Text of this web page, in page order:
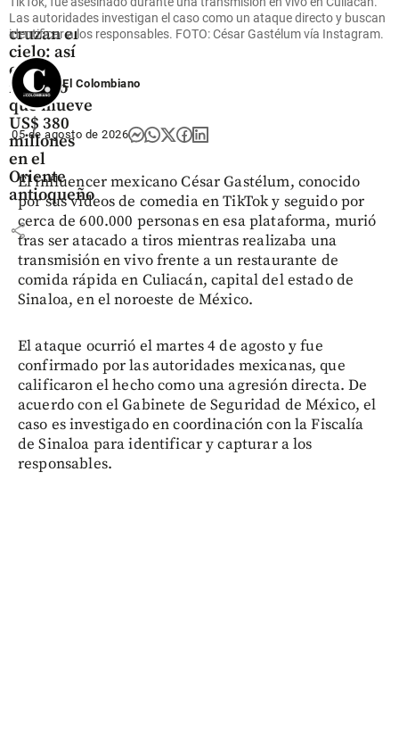
Flores que
cruzan el
cielo: así
es el
negocio
que mueve
US$ 380
millones
en el
Oriente
antioqueño
share
Las autoridades investigan el caso como un ataque directo y buscan
identificar a los responsables. FOTO: César Gastélum vía Instagram.
El Colombiano
05 de agosto de 2026
El influencer mexicano César Gastélum, conocido
por sus videos de comedia en TikTok y seguido por
cerca de 600.000 personas en esa plataforma, murió
tras ser atacado a tiros mientras realizaba una
transmisión en vivo frente a un restaurante de
comida rápida en Culiacán, capital del estado de
Sinaloa, en el noroeste de México.
El ataque ocurrió el martes 4 de agosto y fue
confirmado por las autoridades mexicanas, que
calificaron el hecho como una agresión directa. De
acuerdo con el Gabinete de Seguridad de México, el
caso es investigado en coordinación con la Fiscalía
de Sinaloa para identificar y capturar a los
responsables.